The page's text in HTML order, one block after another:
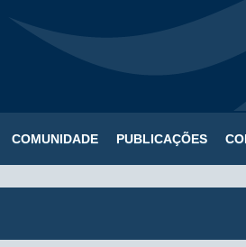
COMUNIDADE PUBLICAÇÕES